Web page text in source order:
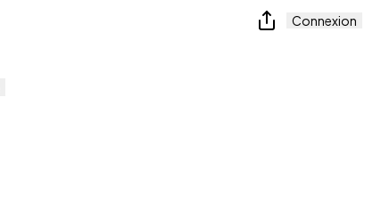
Connexion